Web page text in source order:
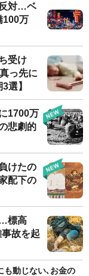
対…ベ
100万
受け
っ先に
選】
1700万
悲劇的
けたの
配下の
…標高
故を起
も動じない､お金の